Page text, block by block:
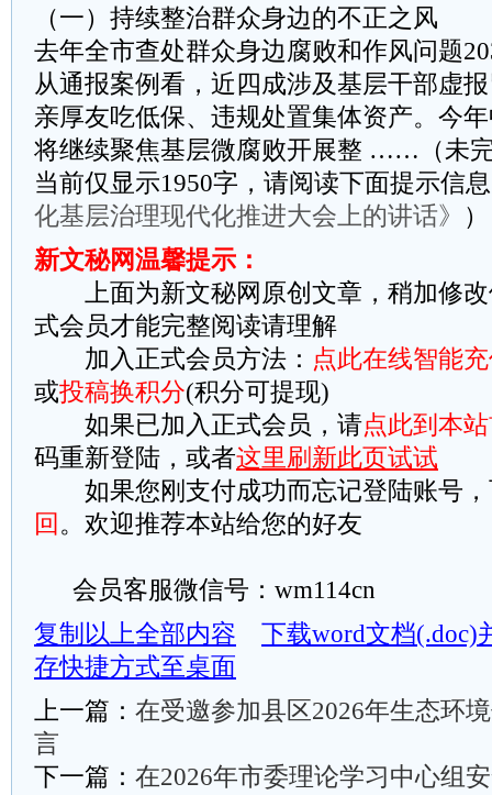
（一）持续整治群众身边的不正之风
去年全市查处群众身边腐败和作风问题
从通报案例看，近四成涉及基层干部虚
亲厚友吃低保、违规处置集体资产。今
将继续聚焦基层微腐败开展整 ……（未
当前仅显示1950字，请阅读下面提示信
化基层治理现代化推进大会上的讲话》
）
新文秘网温馨提示：
上面为新文秘网原创文章，稍加修改
式会员才能完整阅读请理解
加入正式会员方法： 点此在线智能
或投稿换积分(积分可提现)
如果已加入正式会员，请点此到本
码重新登陆，或者这里刷新此页试试
如果您刚支付成功而忘记登陆账号，
回 。欢迎推荐本站给您的好友
会员客服微信号：wm114cn
复制以上全部内容
下载word文档(.doc)
存快捷方式至桌面
上一篇： 在受邀参加县区2026年生态环
言
下一篇： 在2026年市委理论学习中心组